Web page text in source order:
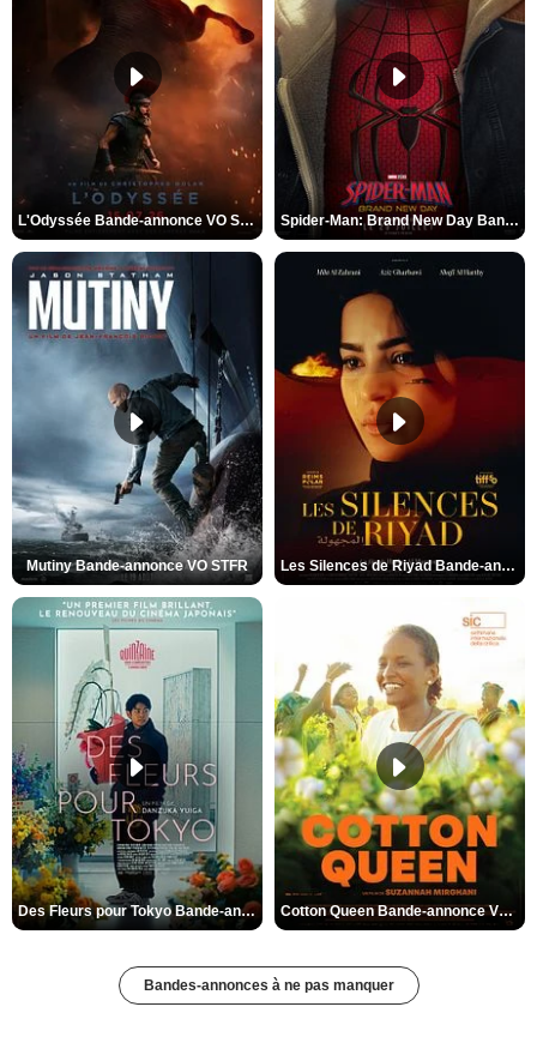
L'Odyssée Bande-annonce VO STFR Spider-Man: Brand New Day Bande-annonce VO STFR
Mutiny Bande-annonce VO STFR Les Silences de Riyad Bande-annonce VO STFR
Des Fleurs pour Tokyo Bande-annonce VO STFR Cotton Queen Bande-annonce VO STFR
Bandes-annonces à ne pas manquer